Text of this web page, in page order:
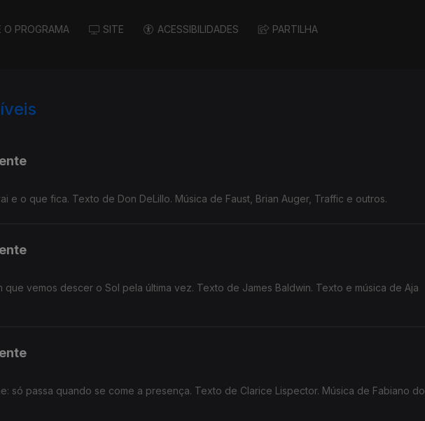
O PROGRAMA SITE ACESSIBILIDADES PARTILHA
e o que fica. Texto de Don DeLillo. Música de Faust, Brian Auger, Traffic e outros.
que vemos descer o Sol pela última vez. Texto de James Baldwin. Texto e música de Aja
só passa quando se come a presença. Texto de Clarice Lispector. Música de Fabiano do